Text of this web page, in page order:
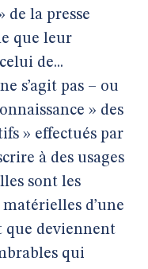
de la presse
que leur
de...
s’agit pas – ou
» des
» effectués par
à des usages
sont les
d’une
que deviennent
qui